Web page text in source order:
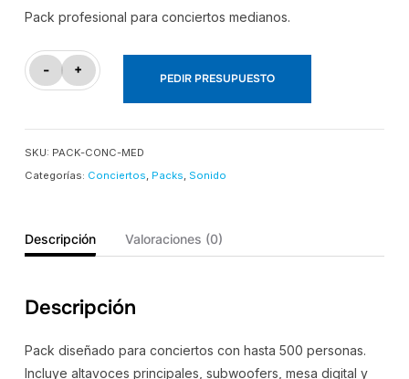
Pack profesional para conciertos medianos.
-
Pack
Concierto
cantidad
+ PEDIR PRESUPUESTO
SKU: PACK-CONC-MED
Categorías: Conciertos Packs Sonido
Descripción Valoraciones (0)
Descripción
Pack diseñado para conciertos con hasta 500 personas.
Incluye altavoces principales, subwoofers, mesa digital y